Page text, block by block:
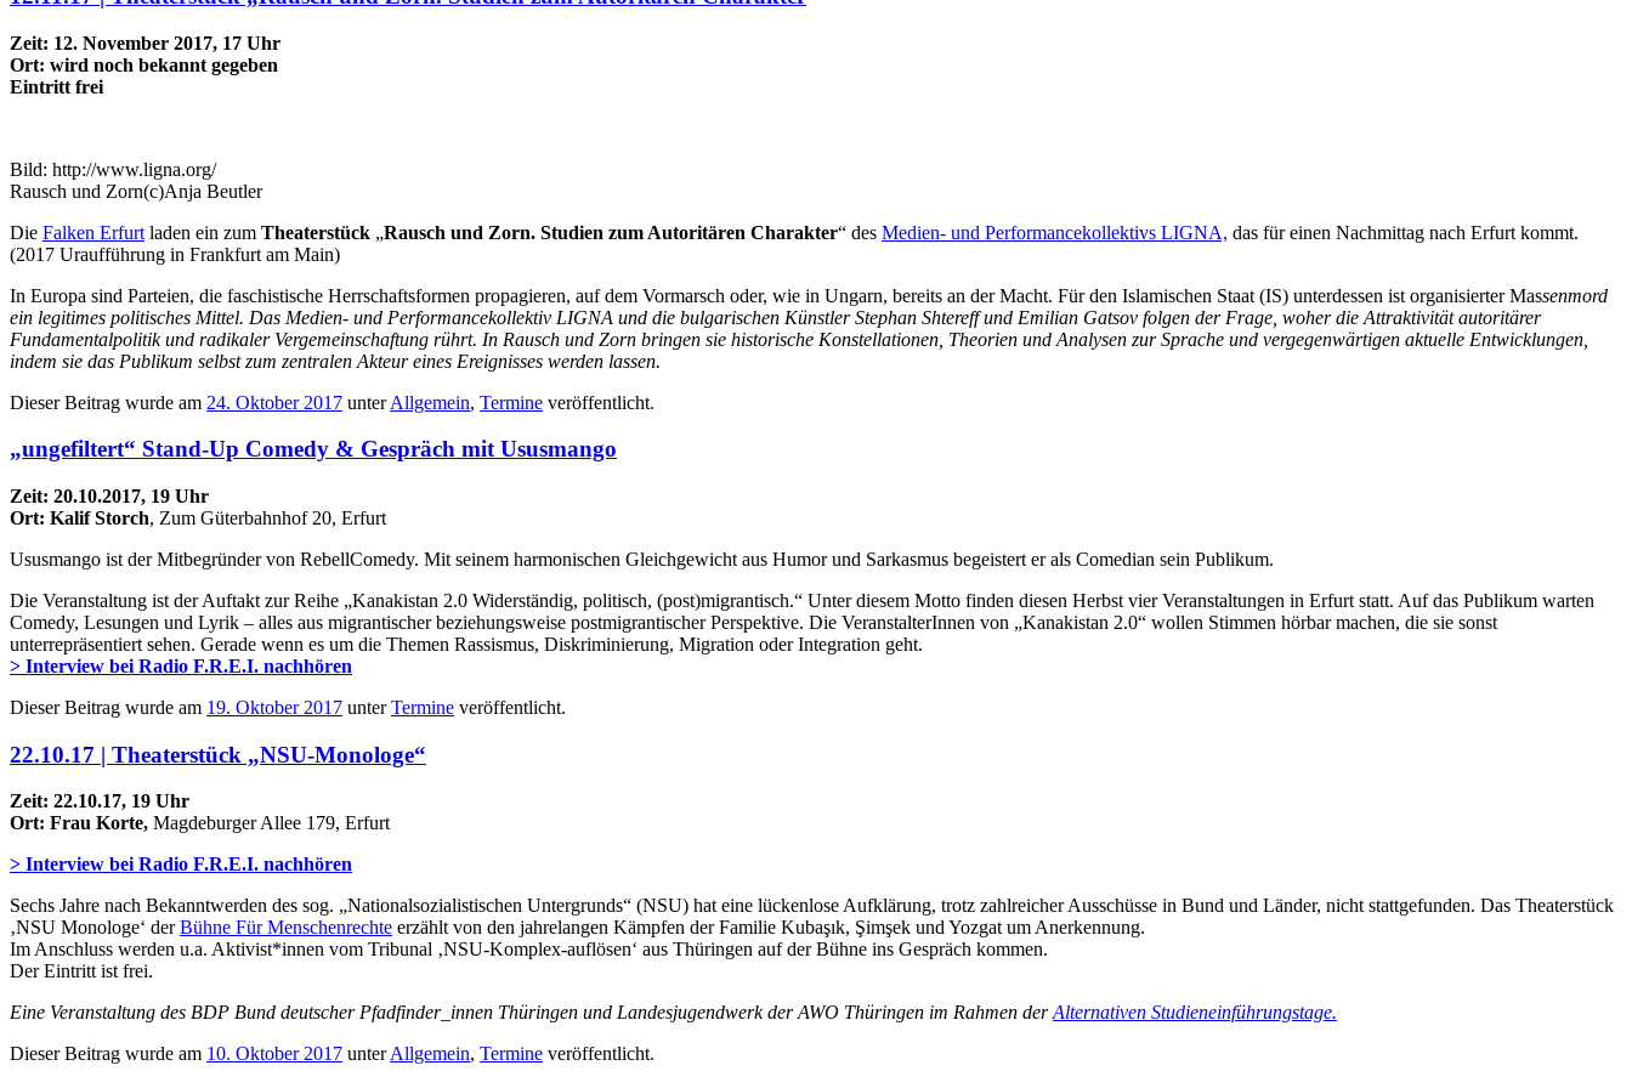
Zeit: 12. November 2017, 17 Uhr
Ort: wird noch bekannt gegeben
Eintritt frei
Bild: http://www.ligna.org/
Rausch und Zorn(c)Anja Beutler
Die Falken Erfurt laden ein zum Theaterstück „Rausch und Zorn. Studien zum Autoritären Charakter“ des Medien- und Performancekollektivs LIGNA, das für einen Nachmittag nach Erfurt kommt.
(2017 Uraufführung in Frankfurt am Main)
In Europa sind Parteien, die faschistische Herrschaftsformen propagieren, auf dem Vormarsch oder, wie in Ungarn, bereits an der Macht. Für den Islamischen Staat (IS) unterdessen ist organisierter Massenmord
ein legitimes politisches Mittel. Das Medien- und Performancekollektiv LIGNA und die bulgarischen Künstler Stephan Shtereff und Emilian Gatsov folgen der Frage, woher die Attraktivität autoritärer
Fundamentalpolitik und radikaler Vergemeinschaftung rührt. In Rausch und Zorn bringen sie historische Konstellationen, Theorien und Analysen zur Sprache und vergegenwärtigen aktuelle Entwicklungen,
indem sie das Publikum selbst zum zentralen Akteur eines Ereignisses werden lassen.
Dieser Beitrag wurde am 24. Oktober 2017 unterAllgemein, Termine veröffentlicht.
„ungefiltert“ Stand-Up Comedy & Gespräch mit Ususmango
Zeit: 20.10.2017, 19 Uhr
Ort: Kalif Storch, Zum Güterbahnhof 20, Erfurt
Ususmango ist der Mitbegründer von RebellComedy. Mit seinem harmonischen Gleichgewicht aus Humor und Sarkasmus begeistert er als Comedian sein Publikum.
Die Veranstaltung ist der Auftakt zur Reihe „Kanakistan 2.0 Widerständig, politisch, (post)migrantisch.“ Unter diesem Motto finden diesen Herbst vier Veranstaltungen in Erfurt statt. Auf das Publikum warten
Comedy, Lesungen und Lyrik – alles aus migrantischer beziehungsweise postmigrantischer Perspektive. Die VeranstalterInnen von „Kanakistan 2.0“ wollen Stimmen hörbar machen, die sie sonst
unterrepräsentiert sehen. Gerade wenn es um die Themen Rassismus, Diskriminierung, Migration oder Integration geht.
> Interview bei Radio F.R.E.I. nachhören
Dieser Beitrag wurde am 19. Oktober 2017 unterTermine veröffentlicht.
22.10.17 | Theaterstück „NSU-Monologe“
Zeit: 22.10.17, 19 Uhr
Ort: Frau Korte, Magdeburger Allee 179, Erfurt
> Interview bei Radio F.R.E.I. nachhören
Sechs Jahre nach Bekanntwerden des sog. „Nationalsozialistischen Untergrunds“ (NSU) hat eine lückenlose Aufklärung, trotz zahlreicher Ausschüsse in Bund und Länder, nicht stattgefunden. Das Theaterstück
‚NSU Monologe‘ derBühne Für Menschenrechte erzählt von den jahrelangen Kämpfen der Familie Kubaşık, Şimşek und Yozgat um Anerkennung.
Im Anschluss werden u.a. Aktivist*innen vom Tribunal ‚NSU-Komplex-auflösen‘ aus Thüringen auf der Bühne ins Gespräch kommen.
Der Eintritt ist frei.
Eine Veranstaltung des BDP Bund deutscher Pfadfinder_innen Thüringen und Landesjugendwerk der AWO Thüringen im Rahmen derAlternativen Studieneinführungstage.
Dieser Beitrag wurde am 10. Oktober 2017 unterAllgemein, Termine veröffentlicht.